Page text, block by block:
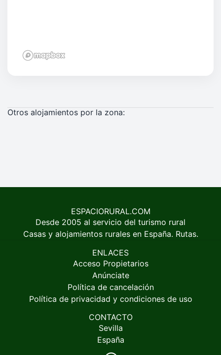
Otros alojamientos por la zona:
ESPACIORURAL.COM
Desde 2005 al servicio del turismo rural
Casas y alojamientos rurales en España. Rutas.
ENLACES
Acceso Propietarios
Anúnciate
Política de cancelación
Política de privacidad y condiciones de uso
CONTACTO
Sevilla
España